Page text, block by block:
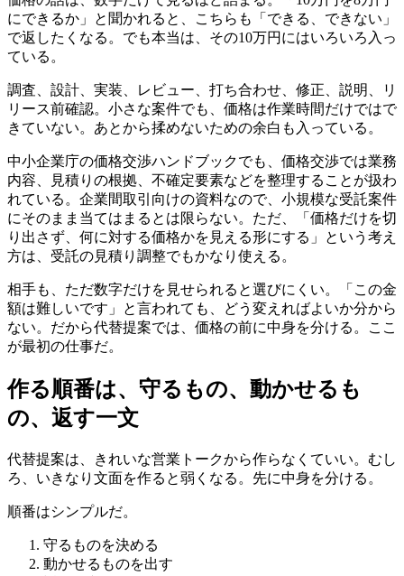
にできるか」と聞かれると、こちらも「できる、できない」
で返したくなる。でも本当は、その10万円にはいろいろ入っ
ている。
調査、設計、実装、レビュー、打ち合わせ、修正、説明、リ
リース前確認。小さな案件でも、価格は作業時間だけではで
きていない。あとから揉めないための余白も入っている。
中小企業庁の価格交渉ハンドブックでも、価格交渉では業務
内容、見積りの根拠、不確定要素などを整理することが扱わ
れている。企業間取引向けの資料なので、小規模な受託案件
にそのまま当てはまるとは限らない。ただ、「価格だけを切
り出さず、何に対する価格かを見える形にする」という考え
方は、受託の見積り調整でもかなり使える。
相手も、ただ数字だけを見せられると選びにくい。「この金
額は難しいです」と言われても、どう変えればよいか分から
ない。だから代替提案では、価格の前に中身を分ける。ここ
が最初の仕事だ。
作る順番は、守るもの、動かせるも
の、返す一文
代替提案は、きれいな営業トークから作らなくていい。むし
ろ、いきなり文面を作ると弱くなる。先に中身を分ける。
順番はシンプルだ。
守るものを決める
動かせるものを出す